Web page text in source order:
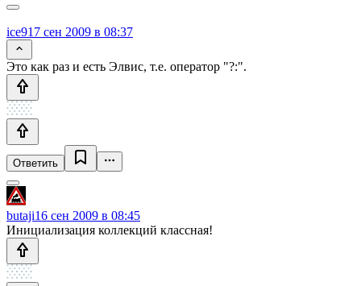
ice917 сен 2009 в 08:37
Это как раз и есть Элвис, т.е. оператор "?:".
Ответить
butaji16 сен 2009 в 08:45
Инициализация коллекций классная!